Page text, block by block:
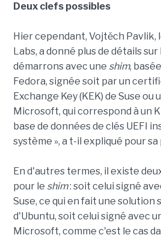
Deux clefs possibles
Hier cependant, Vojtěch Pavlik,
Labs, a donné plus de détails
démarrons avec une shim,
Fedora, signée soit par un
Exchange Key (KEK) de Suse
Microsoft, qui correspond à un
base de données de clés UEFI
système », a t-il expliqué pour sa
En d'autres termes, il existe
pour le shim: soit celui signé
Suse, ce qui en fait une solution
d'Ubuntu, soit celui signé avec
Microsoft, comme c'est le cas